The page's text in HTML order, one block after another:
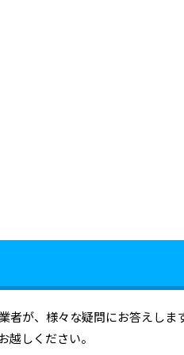
者が、様々な疑問にお答えしま
しください。